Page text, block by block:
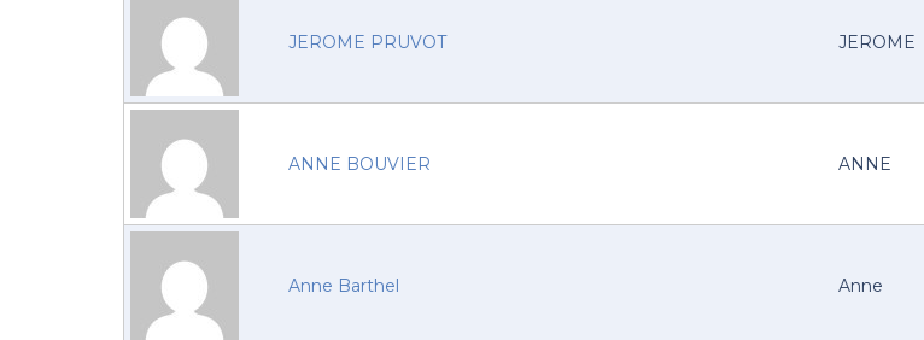
JEROME PRUVOT JEROME
ANNE BOUVIER ANNE
Anne Barthel Anne